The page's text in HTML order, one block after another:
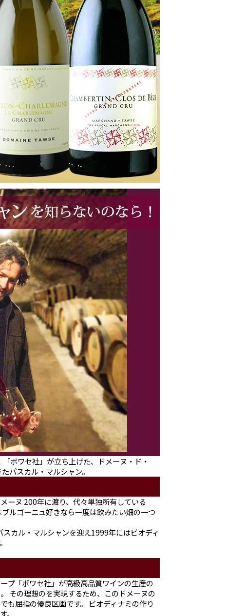
ボワセ社」が立ち上げた、ドメーヌ・ド・
パスカル・マルシャン。
ーヌ 200年に渡り、代々単独所有している
ブルゴーニュ好きなら一度は飲みたい畑の一つ
カル・マルシャンを迎え1999年にはビオディ
プ「ボワセ社」が高級高品質ワインの生産の
その理想のを実現するため、このドメーヌの
も屈指の優良区画です。 ビオディナミの作り
。